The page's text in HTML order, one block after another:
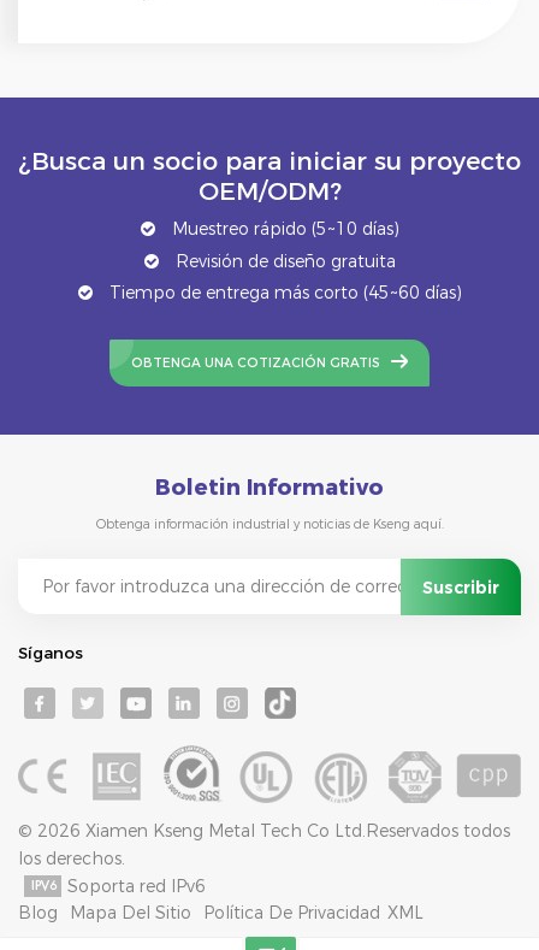
¿Busca un socio para iniciar su proyecto
OEM/ODM?
Muestreo rápido (5~10 días)
Revisión de diseño gratuita
Tiempo de entrega más corto (45~60 días)
OBTENGA UNA COTIZACIÓN GRATIS
Boletin Informativo
Obtenga información industrial y noticias de Kseng aquí.
Síganos
© 2026 Xiamen Kseng Metal Tech Co Ltd.Reservados todos
los derechos.
Soporta red IPv6
Blog
Mapa Del Sitio Política De Privacidad XML